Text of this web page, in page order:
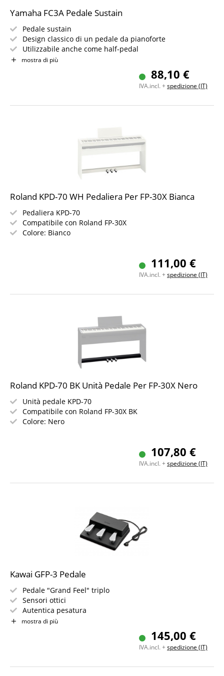
Yamaha FC3A Pedale Sustain
Pedale sustain
Design classico di un pedale da pianoforte
Utilizzabile anche come half-pedal
Cavo: 1,5 m
mostra di più
88,10 €
IVA.incl. +spedizione (IT)
Roland KPD-70 WH Pedaliera Per FP-30X Bianca
Pedaliera KPD-70
Compatibile con Roland FP-30X
Colore: Bianco
111,00 €
IVA.incl. +spedizione (IT)
Roland KPD-70 BK Unità Pedale Per FP-30X Nero
Unità pedale KPD-70
Compatibile con Roland FP-30X BK
Colore: Nero
107,80 €
IVA.incl. +spedizione (IT)
Kawai GFP-3 Pedale
Pedale "Grand Feel" triplo
Sensori ottici
Autentica pesatura
Realizzazione robusta in plastica
Adatto per MP11SE, MP7SE, ES920 e ES520
mostra di più
145,00 €
IVA.incl. +spedizione (IT)